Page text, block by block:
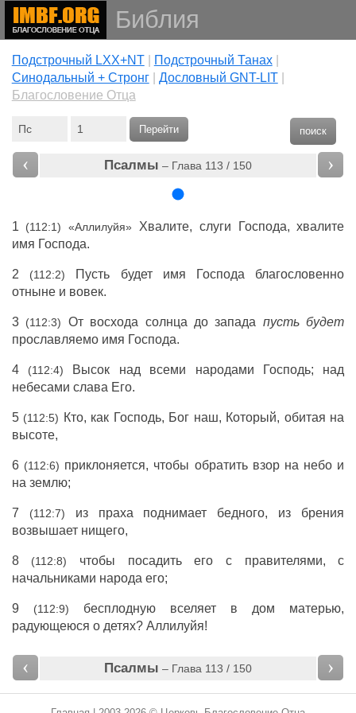
Библия
Подстрочный LXX+NT| Подстрочный Танах|
Cинодальный + Стронг| Дословный GNT-LIT|
Благословение Отца
поиск
Перейти
‹ Псалмы – Глава 113 / 150 ›
1 (112:1) «Аллилуйя» Хвалите, слуги Господа, хвалите
имя Господа.
2 (112:2) Пусть будет имя Господа благословенно
отныне и вовек.
3 (112:3) От восхода солнца до запада пусть будет
прославляемо имя Господа.
4 (112:4) Высок над всеми народами Господь; над
небесами слава Его.
5 (112:5) Кто, как Господь, Бог наш, Который, обитая на
высоте,
6 (112:6) приклоняется, чтобы обратить взор на небо и
на землю;
7 (112:7) из праха поднимает бедного, из брения
возвышает нищего,
8 (112:8)
чтобы посадить его с правителями, с
начальниками народа его;
9 (112:9) бесплодную вселяет в дом матерью,
радующеюся о детях? Аллилуйя!
‹ Псалмы – Глава 113 / 150 ›